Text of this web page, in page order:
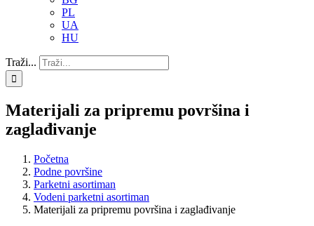
PL
UA
HU
Traži...
Materijali za pripremu površina i
zaglađivanje
Početna
Podne površine
Parketni asortiman
Vodeni parketni asortiman
Materijali za pripremu površina i zaglađivanje